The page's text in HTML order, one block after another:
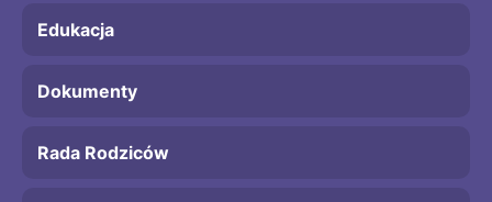
Edukacja
Dokumenty
Rada Rodziców